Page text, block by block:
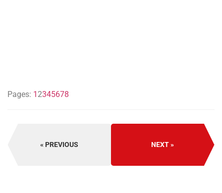
Pages: 12345678
PREVIOUS NEXT